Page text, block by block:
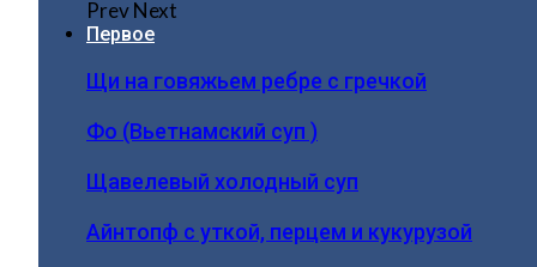
PrevNext
Первое
Щи на говяжьем ребре с гречкой
Фо (Вьетнамский суп )
Щавелевый холодный суп
Айнтопф с уткой, перцем и кукурузой